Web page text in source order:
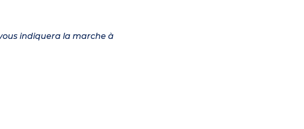
indiquera la marche à